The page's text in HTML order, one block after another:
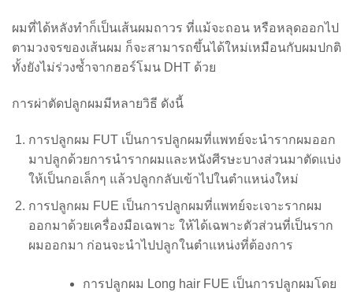
ผมที่ได้หลังทำก็เป็นเส้นผมถาวร ที่แม้จะถอน หรือหลุดออกไป
ตามวงจรของเส้นผม ก็จะสามารถขึ้นได้ใหม่เหมือนกับผมปกติ
ทั้งยังไม่ร่วงซ้ำจากฮอร์โมน DHT ด้วย
การผ่าตัดปลูกผมมีหลายวิธี ดังนี้
การปลูกผม FUT เป็นการปลูกผมที่แพทย์จะนำรากผมออก
มาปลูกด้วยการนำรากผมและหนังศีรษะบางส่วนมาตัดแบ่ง
ให้เป็นกอเล็กๆ แล้วปลูกกลับเข้าไปในตำแหน่งใหม่
การปลูกผม FUE เป็นการปลูกผมที่แพทย์จะเจาะรากผม
ออกมาด้วยเครื่องมือเฉพาะ ให้ได้เฉพาะตัวส่วนที่เป็นราก
ผมออกมา ก่อนจะนำไปปลูกในตำแหน่งที่ต้องการ
การปลูกผม Long hair FUE เป็นการปลูกผมโดย